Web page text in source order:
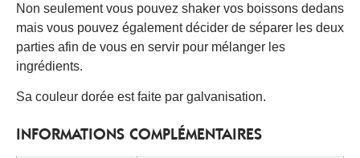
Non seulement vous pouvez shaker vos boissons dedans
mais vous pouvez également décider de séparer les deux
parties afin de vous en servir pour mélanger les
ingrédients.
Sa couleur dorée est faite par galvanisation.
INFORMATIONS COMPLÉMENTAIRES